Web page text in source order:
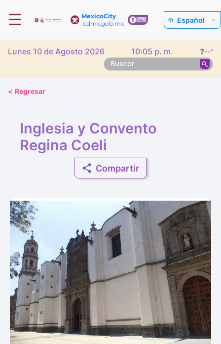
MexicoCity
.cdmx.gob.mx
☰ Español
Lunes 10 de Agosto 2026 10:05 p. m. ❓--°
< Regresar
Inglesia y Convento
Regina Coeli
Compartir